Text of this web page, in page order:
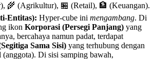
🌾 (Agrikultur), 🏪 (Retail), 🏦 (Keuangan).
Entitas): Hyper-cube ini mengambang. Di
ikon Korporasi (Persegi Panjang) yang
bercahaya namun padat, terdapat
Sama Sisi) yang terhubung dengan
Di sisi samping bawah,